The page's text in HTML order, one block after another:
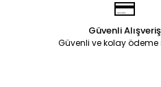
Güvenli Alışveriş
Güvenli ve kolay ödeme